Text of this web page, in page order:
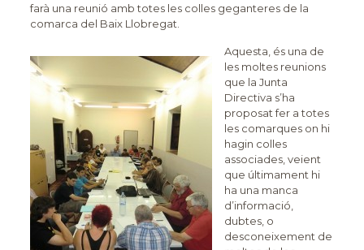
farà una reunió amb totes les colles geganteres de la
comarca del Baix Llobregat.
Aquesta, és una de
les moltes reunions
que la Junta
Directiva s’ha
proposat fer a totes
les comarques on hi
hagin colles
associades, veient
que últimament hi
ha una manca
d’informació,
dubtes, o
desconeixement de